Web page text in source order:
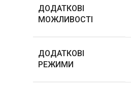
ДОДАТКОВІ
МОЖЛИВОСТІ
ДОДАТКОВІ
РЕЖИМИ